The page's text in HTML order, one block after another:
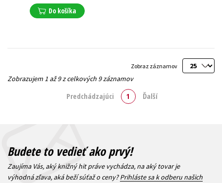
Do košíka
Zobraz záznamov
Zobrazujem 1 až 9 z celkových 9 záznamov
Predchádzajúci 1 Ďalší
Budete to vedieť ako prvý!
Zaujíma Vás, aký knižný hit práve vychádza, na aký tovar je
výhodná zľava, aká beží súťaž o ceny?Prihláste sa k odberu našich